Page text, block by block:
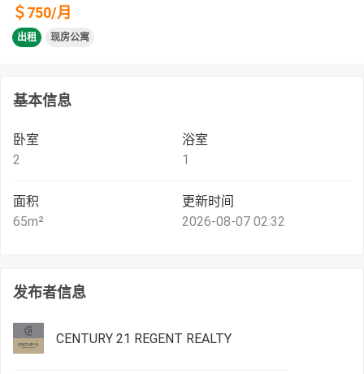
＄750/月
出租 现房公寓
基本信息
卧室
2
浴室
1
面积
65m²
更新时间
2026-08-07 02:32
发布者信息
CENTURY 21 REGENT REALTY